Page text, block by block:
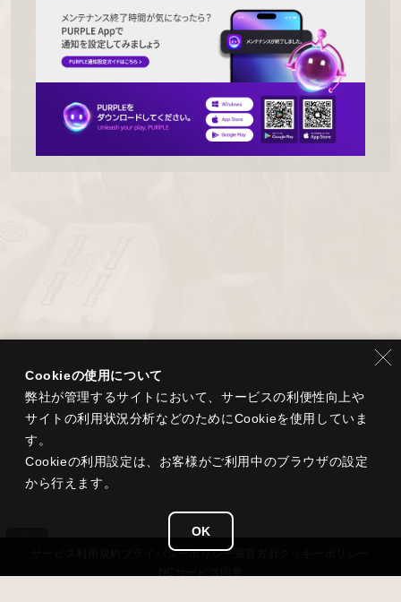
プライバシーポリシー
Cookieの使用について
弊社が管理するサイトにおいて、サービスの利便性向上や
サイトの利用状況分析などのためにCookieを使用していま
す。
Cookieの利用設定は、お客様がご利用中のブラウザの設定
から行えます。
OK